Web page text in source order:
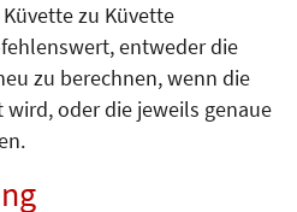
zu Küvette
entweder die
zu berechnen, wenn die
oder die jeweils genaue